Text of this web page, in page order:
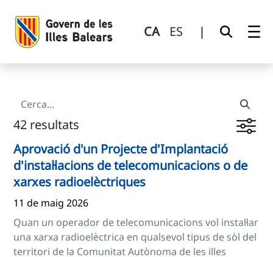
CA ES |
42 resultats
Aprovació d'un Projecte d'Implantació
d'instal·lacions de telecomunicacions o de
xarxes radioelèctriques
11 de maig 2026
Quan un operador de telecomunicacions vol instal·lar
una xarxa radioelèctrica en qualsevol tipus de sòl del
territori de la Comunitat Autònoma de les illes